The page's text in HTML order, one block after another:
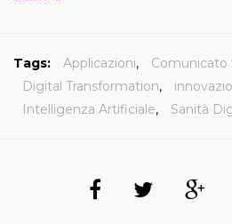
Tags: Applicazioni, Comunicato
Digital Transformation,
Intelligenza Artificiale, Sanità